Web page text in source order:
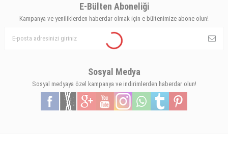
E-Bülten Aboneliği
Kampanya ve yeniliklerden haberdar olmak için e-bültenimize abone olun!
Sosyal Medya
Sosyal medyaya özel kampanya ve indirimlerden haberdar olun!